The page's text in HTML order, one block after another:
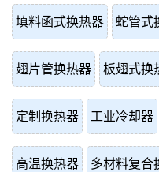
填料函式换热器 蛇管式
翅片管换热器 板翅式换
定制换热器 工业冷却器
高温换热器 多材料复合